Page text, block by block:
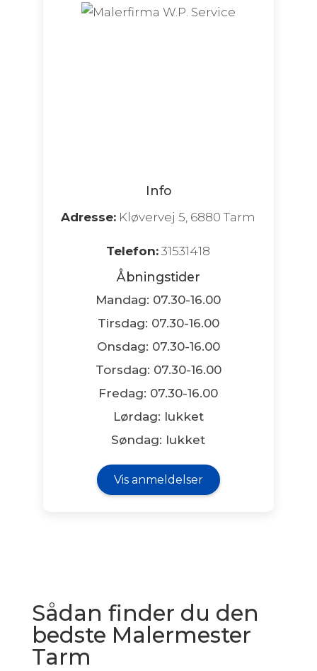
Info
Adresse: Kløvervej 5, 6880 Tarm
Telefon: 31531418
Åbningstider
Mandag: 07.30-16.00
Tirsdag: 07.30-16.00
Onsdag: 07.30-16.00
Torsdag: 07.30-16.00
Fredag: 07.30-16.00
Lørdag: lukket
Søndag: lukket
Vis anmeldelser
Sådan finder du den
bedste Malermester
Tarm